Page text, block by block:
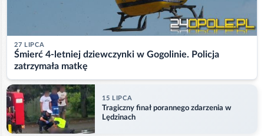
27 LIPCA
Śmierć 4-letniej dziewczynki w Gogolinie. Policja
zatrzymała matkę
15 LIPCA
Tragiczny finał porannego zdarzenia w
Lędzinach